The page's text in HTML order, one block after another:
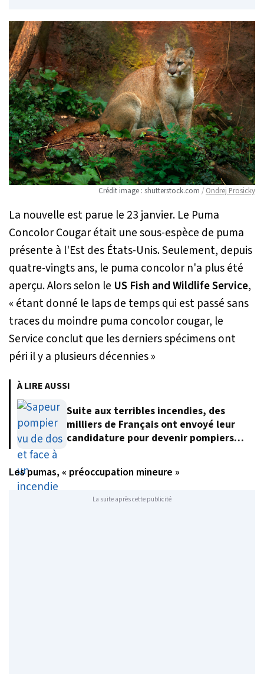
Crédit image : shutterstock.com / Ondrej Prosicky
La nouvelle est parue le 23 janvier. Le Puma
Concolor Cougar était une sous-espèce de puma
présente à l'Est des États-Unis. Seulement, depuis
quatre-vingts ans, le puma concolor n'a plus été
aperçu. Alors selon le US Fish and Wildlife Service,
« étant donné le laps de temps qui est passé sans
traces du moindre puma concolor cougar, le
Service conclut que les derniers spécimens ont
péri il y a plusieurs décennies»
À LIRE AUSSI
Suite aux terribles incendies, des
milliers de Français ont envoyé leur
candidature pour devenir pompiers
Les pumas, « préoccupation mineure »
La suite après cette publicité